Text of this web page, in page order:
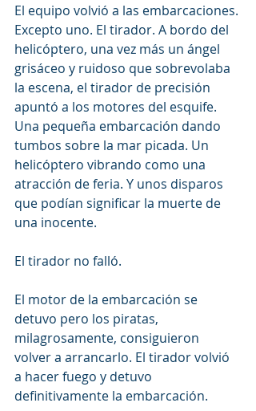
El equipo volvió a las embarcaciones.
Excepto uno. El tirador. A bordo del
helicóptero, una vez más un ángel
grisáceo y ruidoso que sobrevolaba
la escena, el tirador de precisión
apuntó a los motores del esquife.
Una pequeña embarcación dando
tumbos sobre la mar picada. Un
helicóptero vibrando como una
atracción de feria. Y unos disparos
que podían significar la muerte de
una inocente.
El tirador no falló.
El motor de la embarcación se
detuvo pero los piratas,
milagrosamente, consiguieron
volver a arrancarlo. El tirador volvió
a hacer fuego y detuvo
definitivamente la embarcación.